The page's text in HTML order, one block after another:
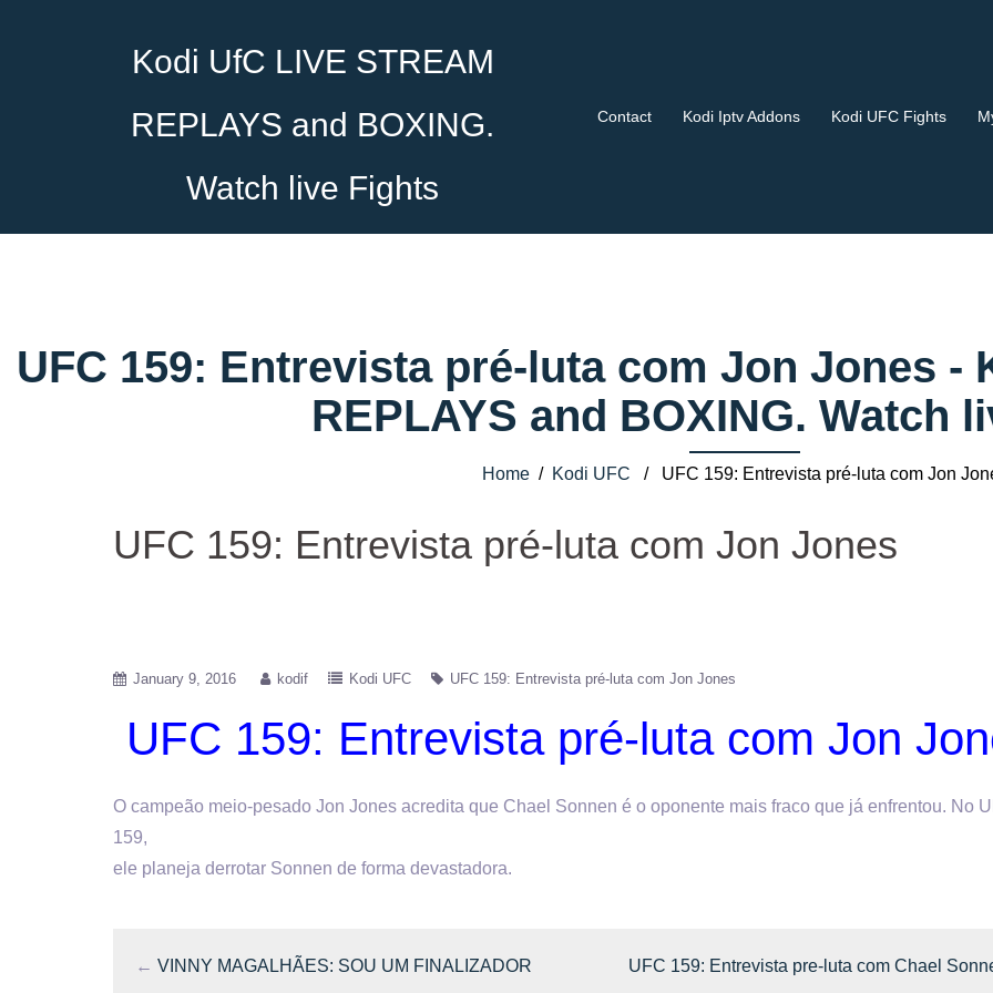
Kodi UfC LIVE STREAM
REPLAYS and BOXING.
Watch live Fights
Contact Kodi Iptv Addons Kodi UFC Fights
UFC 159: Entrevista pré-luta com Jon Jones -
REPLAYS and BOXING. Watch
Home/ Kodi UFC / UFC 159: Entrevista pré-luta com Jon
UFC 159: Entrevista pré-luta com Jon Jones
January 9, 2016 kodif Kodi UFC UFC 159: Entrevista pré-luta com Jon Jones
UFC 159: Entrevista pré-luta com Jon
O campeão meio-pesado Jon Jones acredita que Chael Sonnen é o oponente mais fraco que já enfrentou. No
159,
ele planeja derrotar Sonnen de forma devastadora.
← VINNY MAGALHÃES: SOU UM FINALIZADOR UFC 159: Entrevista pre-luta com Chael